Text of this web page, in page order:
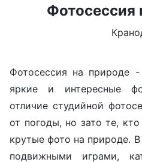
Фотосессия
Фотосессия на природе
яркие и интересные
отличие студийной
от погоды, но зато те,
крутые фото на природе. В
подвижными играми,